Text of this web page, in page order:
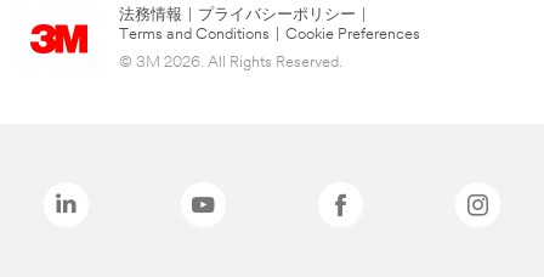
法務情報 プライバシーポリシー
Terms and Conditions
Cookie Preferences
© 3M 2026. All Rights Reserved.